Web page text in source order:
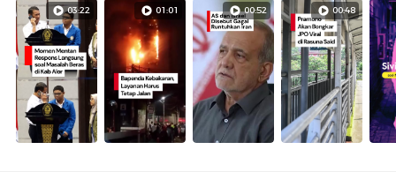
03:22 01:01 00:52 00:48